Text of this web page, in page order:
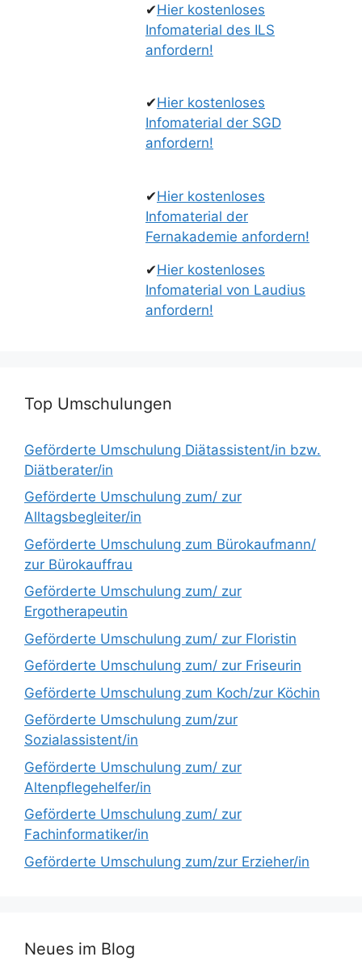
✔Hier kostenloses
Infomaterial des ILS
anfordern!
✔Hier kostenloses
Infomaterial der SGD
anfordern!
✔Hier kostenloses
Infomaterial der
Fernakademie anfordern!
✔Hier kostenloses
Infomaterial von Laudius
anfordern!
Top Umschulungen
Geförderte Umschulung Diätassistent/in bzw.
Diätberater/in
Geförderte Umschulung zum/ zur
Alltagsbegleiter/in
Geförderte Umschulung zum Bürokaufmann/
zur Bürokauffrau
Geförderte Umschulung zum/ zur
Ergotherapeutin
Geförderte Umschulung zum/ zur Floristin
Geförderte Umschulung zum/ zur Friseurin
Geförderte Umschulung zum Koch/zur Köchin
Geförderte Umschulung zum/zur
Sozialassistent/in
Geförderte Umschulung zum/ zur
Altenpflegehelfer/in
Geförderte Umschulung zum/ zur
Fachinformatiker/in
Geförderte Umschulung zum/zur Erzieher/in
Neues im Blog